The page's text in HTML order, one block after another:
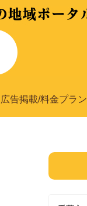
広告掲載/料金プラン